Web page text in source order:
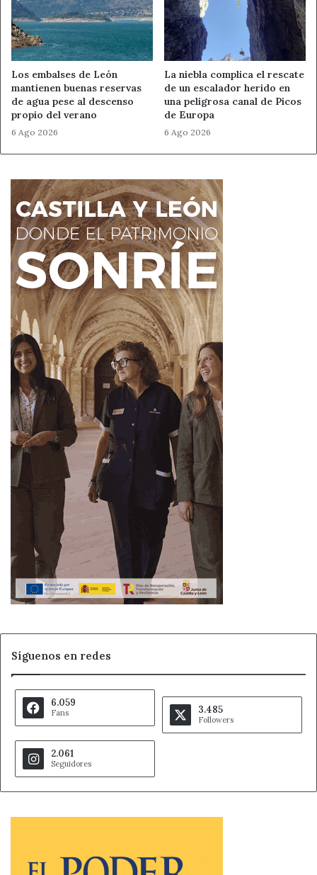
Si eres testigo de una situación similar, recuerda que
tienes herramientas a tu alcance:
Teléfono 062:Atención directa y discreta las 24
horas.
App Alertcops:
Permite enviar alertas rápidas y
geolocalizadas a las fuerzas de seguridad desde tu
móvil.
La montaña leonesa es para disfrutarla, no para convertir
sus carreteras en un circuito ilegal donde la vida de los
peatones y otros conductores pende de un hilo.
Los embalses de León
mantienen buenas reservas
de agua pese al descenso
propio del verano
6 Ago 2026
La niebla complica el rescate
de un escalador herido en
una peligrosa canal de Picos
de Europa
6 Ago 2026
Síguenos en redes
6.059
Fans 3.485
Followers
2.061
Seguidores